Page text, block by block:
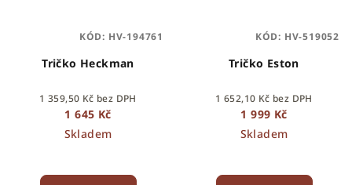
Tričko Heckman
1 359,50 Kč bez DPH
1 645 Kč
Skladem
KÓD: HV-194761
Tričko Eston
1 652,10 Kč bez DPH
1 999 Kč
Skladem
KÓD: HV-519052